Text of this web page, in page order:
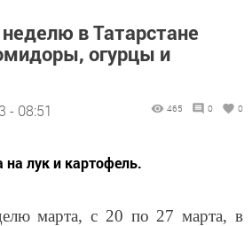
в Татарстане
огурцы и
- 08:51 465 0 0
лук и картофель.
марта, с 20 по 27 марта, в